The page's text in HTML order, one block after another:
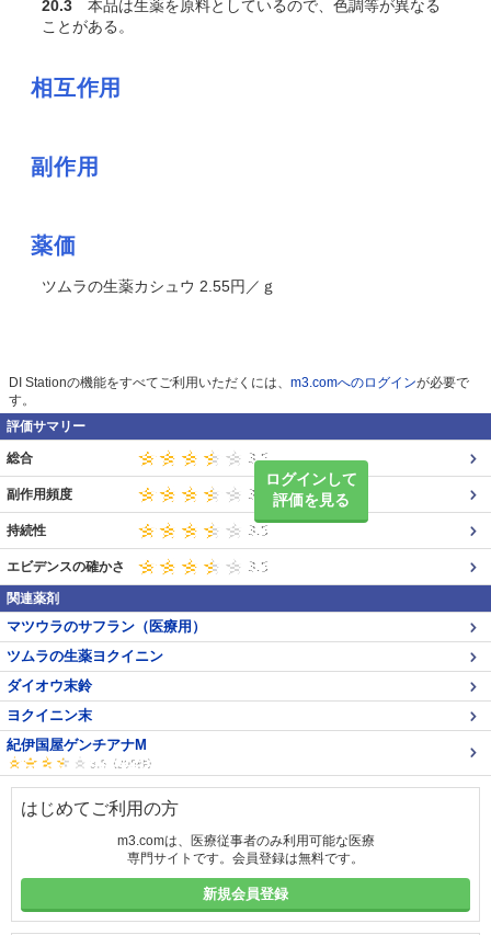
20.3 本品は生薬を原料としているので、色調等が異なる
ことがある。
相互作用
副作用
薬価
ツムラの生薬カシュウ 2.55円／ｇ
DI Stationの機能をすべてご利用いただくには、 m3.comへのログインが必要で
す。
評価サマリー
ログインして
評価を見る
総合
副作用頻度
持続性
エビデンスの確かさ
関連薬剤
マツウラのサフラン（医療用）
ツムラの生薬ヨクイニン
ダイオウ末鈴
ヨクイニン末
紀伊国屋ゲンチアナM
はじめてご利用の方
m3.comは、医療従事者のみ利用可能な医療
専門サイトです。会員登録は無料です。
新規会員登録